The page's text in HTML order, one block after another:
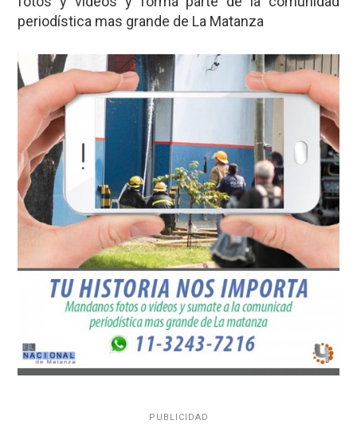
periodística mas grande de La Matanza
PUBLICIDAD